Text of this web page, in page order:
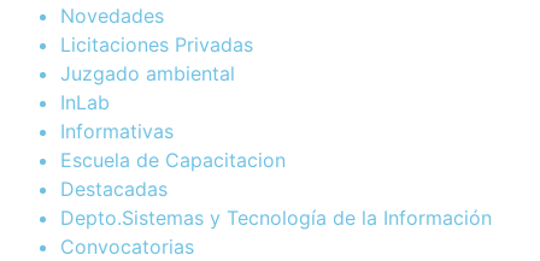
Novedades
Licitaciones Privadas
Juzgado ambiental
InLab
Informativas
Escuela de Capacitacion
Destacadas
Depto.Sistemas y Tecnología de la Información
Convocatorias